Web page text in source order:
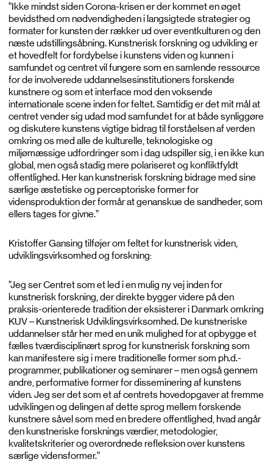
”Ikke mindst siden Corona-krisen er der kommet en øget
bevidsthed om nødvendigheden i langsigtede strategier og
formater for kunsten der rækker ud over eventkulturen og den
næste udstillingsåbning. Kunstnerisk forskning og udvikling er
et hovedfelt for fordybelse i kunstens viden og kunnen i
samfundet og centret vil fungere som en samlende ressource
for de involverede uddannelsesinstitutioners forskende
kunstnere og som et interface mod den voksende
internationale scene inden for feltet. Samtidig er det mit mål at
centret vender sig udad mod samfundet for at både synliggøre
og diskutere kunstens vigtige bidrag til forståelsen af verden
omkring os med alle de kulturelle, teknologiske og
miljømæssige udfordringer som i dag udspiller sig, i en ikke kun
global, men også stadig mere polariseret og konfliktfyldt
offentlighed. Her kan kunstnerisk forskning bidrage med sine
særlige æstetiske og perceptoriske former for
vidensproduktion der formår at genanskue de sandheder, som
ellers tages for givne.”
Kristoffer Gansing tilføjer om feltet for kunstnerisk viden,
udviklingsvirksomhed og forskning:
”Jeg ser Centret som et led i en mulig ny vej inden for
kunstnerisk forskning, der direkte bygger videre på den
praksis-orienterede tradition der eksisterer i Danmark omkring
KUV – Kunstnerisk Udviklingsvirksomhed. De kunstneriske
uddannelser står her med en unik mulighed for at opbygge et
fælles tværdisciplinært sprog for kunstnerisk forskning som
kan manifestere sig i mere traditionelle former som ph.d.-
programmer, publikationer og seminarer – men også gennem
andre, performative former for disseminering af kunstens
viden. Jeg ser det som et af centrets hovedopgaver at fremme
udviklingen og delingen af dette sprog mellem forskende
kunstnere såvel som med en bredere offentlighed, hvad angår
den kunstneriske forsknings værdier, metodologier,
kvalitetskriterier og overordnede refleksion over kunstens
særlige vidensformer.”